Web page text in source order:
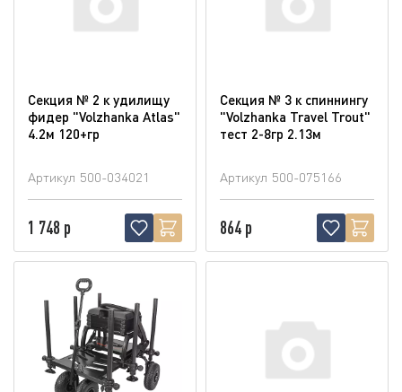
Секция № 2 к удилищу
фидер "Volzhanka Atlas"
4.2м 120+гр
Артикул 500-034021
1 748 р
Секция № 3 к спиннингу
"Volzhanka Travel Trout"
тест 2-8гр 2.13м
Артикул 500-075166
864 р